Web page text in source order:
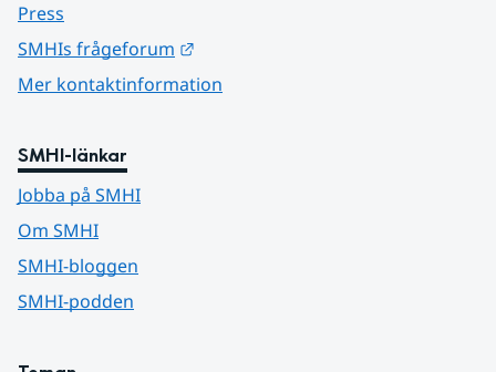
Press
SMHIs frågeforum
Mer kontaktinformation
SMHI-länkar
Jobba på SMHI
Om SMHI
SMHI-bloggen
SMHI-podden